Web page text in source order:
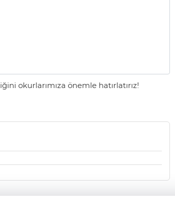
okurlarımıza önemle hatırlatırız!